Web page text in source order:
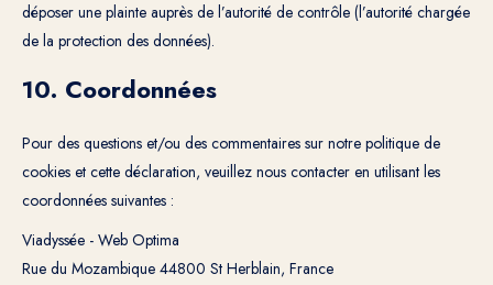
déposer une plainte auprès de l’autorité de contrôle (l’autorité chargée
de la protection des données).
10. Coordonnées
Pour des questions et/ou des commentaires sur notre politique de
cookies et cette déclaration, veuillez nous contacter en utilisant les
coordonnées suivantes :
Viadyssée - Web Optima
Rue du Mozambique 44800 St Herblain, France